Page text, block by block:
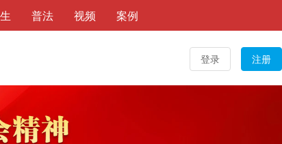
普法 视频 案例
登录 注册